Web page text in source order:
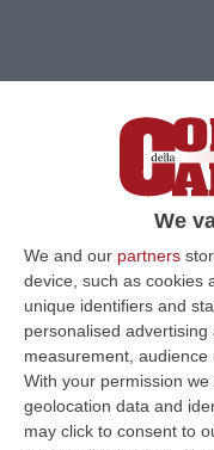
We
We and our partners
device, such as cookies
unique identifiers and
personalised
measurement, audience
With your permission
geolocation data and
may click to consent to
Clicca e segui
REGGIO
ha fissato in una
aprile ed il 15
convocazione
San Luca in
Gioiosa Ionica,